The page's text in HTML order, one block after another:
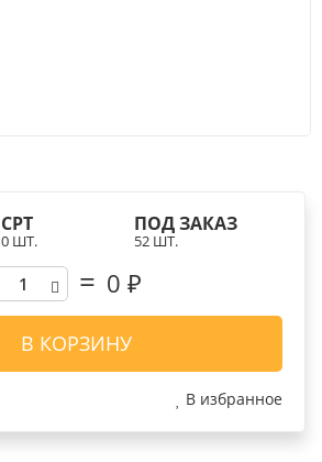
СРТ
0 ШТ.
ПОД ЗАКАЗ
52 ШТ.
0 ₽
В КОРЗИНУ
В избранное